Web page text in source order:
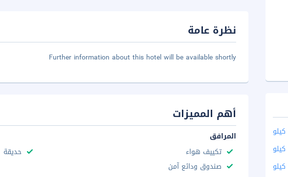
نظرة عامة
Further information about this hotel will be available shortly
أهم المميزات
المرافق
تكييف هواء
حديقة
صندوق ودائع آمن